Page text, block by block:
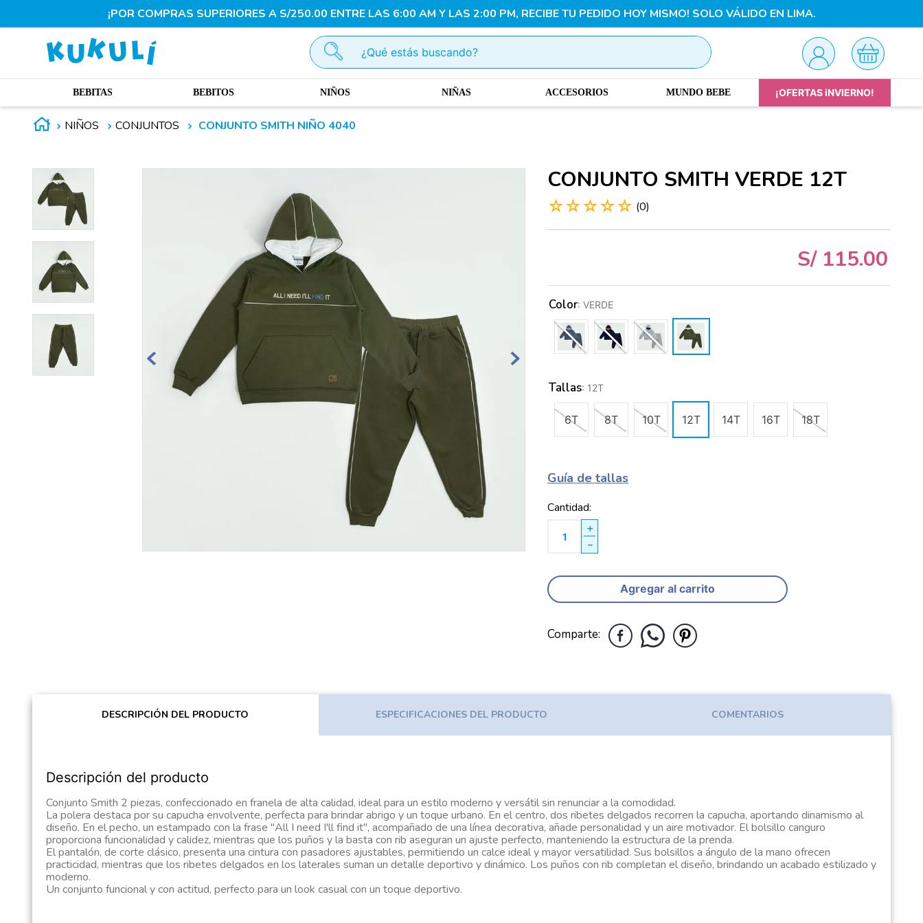
¡POR COMPRAS SUPERIORES A S/250.00 ENTRE LAS 6:00 AM Y LAS 2:00 PM, RECIBE TU PEDIDO HOY MISMO! SOLO VÁLIDO EN LIMA.
¿Qué estás buscando?
BEBITAS BEBITOS NIÑOS NIÑAS ACCESORIOS MUNDO BEBE ¡OFERTAS iNVIERNO!
NIÑOS CONJUNTOS CONJUNTO SMITH NIÑO 4040
CONJUNTO SMITH VERDE 12T
☆☆☆☆☆ (0)
S/ 115.00
Tallas: 12T
6T 8T 10T 12T 14T 16T 18T
Color: VERDE
Guía de tallas
Cantidad
＋
－
Agregar al carrito
Comparte
DESCRIPCIÓN DEL PRODUCTO ESPECIFICACIONES DEL PRODUCTO COMENTARIOS
Descripción del producto
Conjunto Smith 2 piezas, confeccionado en franela de alta calidad, ideal para un estilo moderno y versátil sin renunciar a la comodidad.
La polera destaca por su capucha envolvente, perfecta para brindar abrigo y un toque urbano. En el centro, dos ribetes delgados recorren la capucha, aportando dinamismo al
diseño. En el pecho, un estampado con la frase "All I need I'll find it", acompañado de una línea decorativa, añade personalidad y un aire motivador. El bolsillo canguro
proporciona funcionalidad y calidez, mientras que los puños y la basta con rib aseguran un ajuste perfecto, manteniendo la estructura de la prenda.
El pantalón, de corte clásico, presenta una cintura con pasadores ajustables, permitiendo un calce ideal y mayor versatilidad. Sus bolsillos a ángulo de la mano ofrecen
practicidad, mientras que los ribetes delgados en los laterales suman un detalle deportivo y dinámico. Los puños con rib completan el diseño, brindando un acabado estilizado y
moderno.
Un conjunto funcional y con actitud, perfecto para un look casual con un toque deportivo.